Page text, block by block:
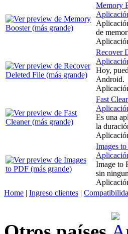
Memory
de
Recover
Hoy,
Android.
Fast
Es una
la
Images
Image to
sin
Home | Ingreso clientes |